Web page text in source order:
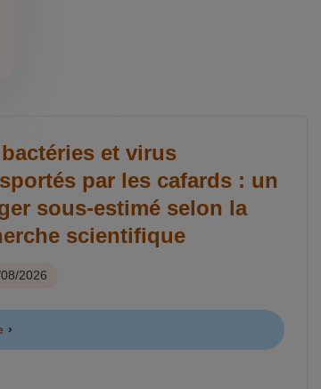
et virus
par les cafards : un
sous-estimé selon la
scientifique
2026